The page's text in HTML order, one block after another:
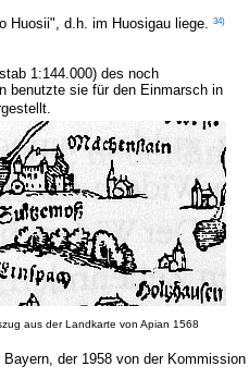
Huosii", d.h. im Huosigau liege. 34)
1:144.000) des noch
benutzte sie für den Einmarsch in
aus der Landkarte von Apian 1568
Bayern, der 1958 von der Kommission